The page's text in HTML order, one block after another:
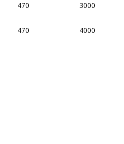
470 3000
470 4000